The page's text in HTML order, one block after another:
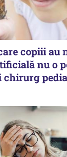
copiii au
nu o